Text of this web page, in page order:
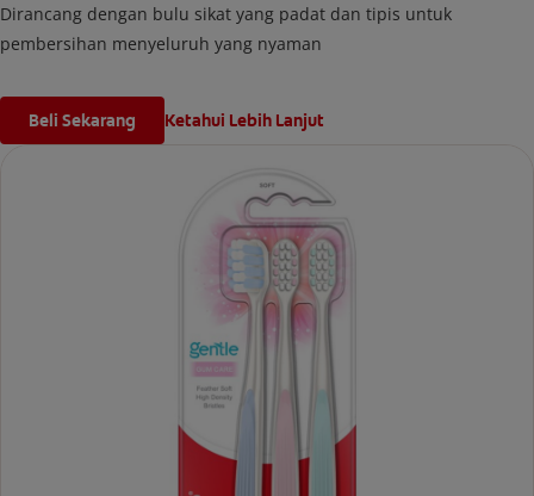
Dirancang dengan bulu sikat yang padat dan tipis untuk
pembersihan menyeluruh yang nyaman
Beli Sekarang Ketahui Lebih Lanjut